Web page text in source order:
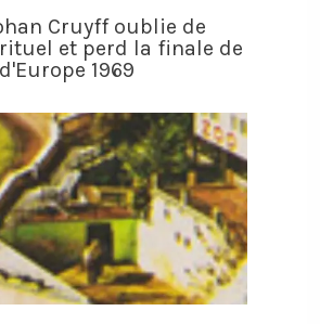
Cruyff oublie de
et perd la finale de
1969